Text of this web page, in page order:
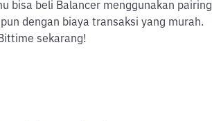
bisa beli Balancer menggunakan pairing
dengan biaya transaksi yang murah.
sekarang!